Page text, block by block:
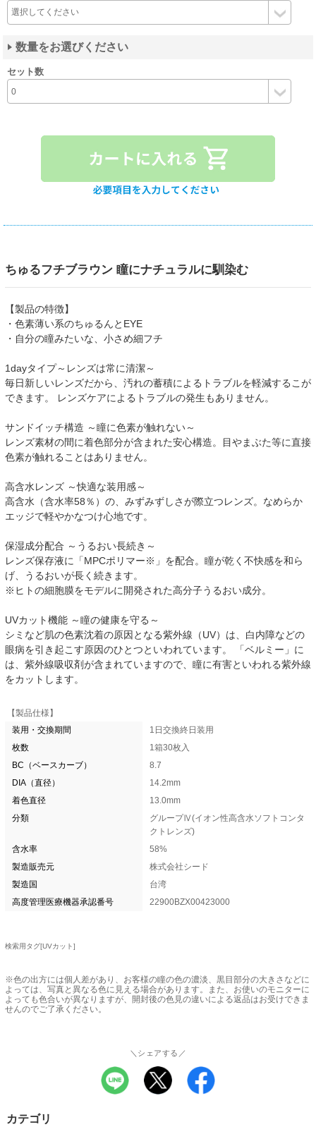
数量をお選びください
セット数
ちゅるフチブラウン 瞳にナチュラルに馴染む
【製品の特徴】
・色素薄い系のちゅるんとEYE
・自分の瞳みたいな、小さめ細フチ
1dayタイプ～レンズは常に清潔～
毎日新しいレンズだから、汚れの蓄積によるトラブルを軽減するこが
できます。 レンズケアによるトラブルの発生もありません。
サンドイッチ構造 ～瞳に色素が触れない～
レンズ素材の間に着色部分が含まれた安心構造。目やまぶた等に直接
色素が触れることはありません。
高含水レンズ ～快適な装用感～
高含水（含水率58％）の、みずみずしさが際立つレンズ。なめらか
エッジで軽やかなつけ心地です。
保湿成分配合 ～うるおい長続き～
レンズ保存液に「MPCポリマー※」を配合。瞳が乾く不快感を和ら
げ、うるおいが長く続きます。
※ヒトの細胞膜をモデルに開発された高分子うるおい成分。
UVカット機能 ～瞳の健康を守る～
シミなど肌の色素沈着の原因となる紫外線（UV）は、白内障などの
眼病を引き起こす原因のひとつといわれています。 「ベルミー」に
は、紫外線吸収剤が含まれていますので、瞳に有害といわれる紫外線
をカットします。
【製品仕様】
装用・交換期間
1日交換終日装用
枚数
1箱30枚入
BC（ベースカーブ）
8.7
DIA（直径）
14.2mm
着色直径
13.0mm
分類
グループⅣ(イオン性高含水ソフトコンタ
クトレンズ)
含水率
58%
製造販売元
株式会社シード
製造国
台湾
高度管理医療機器承認番号
22900BZX00423000
検索用タグ[UVカット]
※色の出方には個人差があり、お客様の瞳の色の濃淡、黒目部分の大きさなどに
よっては、写真と異なる色に見える場合があります。また、お使いのモニターに
よっても色合いが異なりますが、開封後の色見の違いによる返品はお受けできま
せんのでご了承ください。
＼シェアする／
カテゴリ